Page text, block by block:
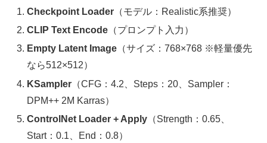
Checkpoint Loader （モデル：Realistic系推奨）
CLIP Text Encode （プロンプト入力）
Empty Latent Image （サイズ：768×768 ※軽量優先
なら512×512）
KSampler （CFG：4.2、Steps：20、Sampler：
DPM++ 2M Karras）
ControlNet Loader + Apply （Strength：0.65、
Start：0.1、End：0.8）